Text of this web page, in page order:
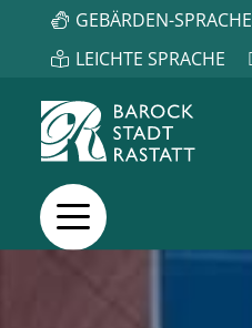
GEBÄRDEN-SPRACHE
LEICHTE SPRACHE